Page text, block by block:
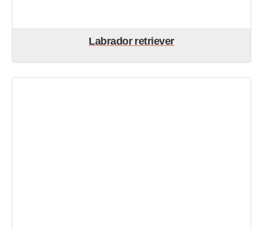
Labrador retriever